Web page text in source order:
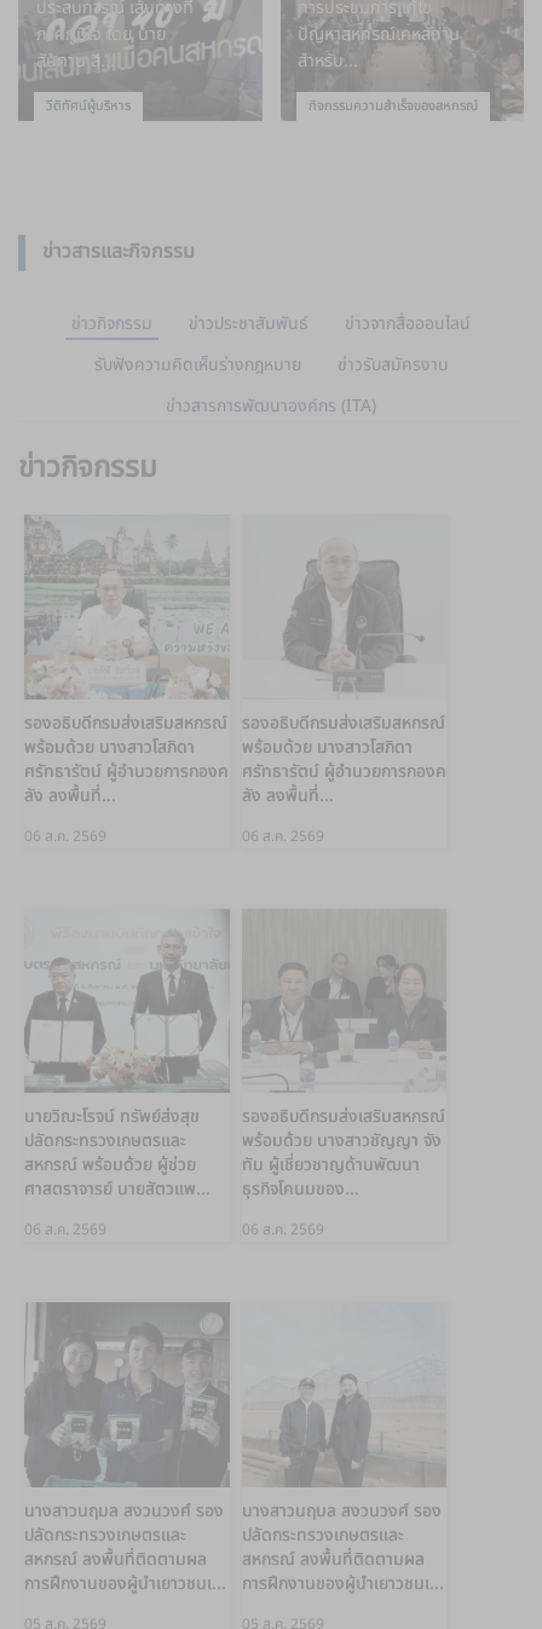
ประสบการณ์ เส้นทางที่
ภาคภูมิใจ โดย นาย
สันทาน สี...
วีดิทัศน์ผู้บริหาร
การประชุมการแก้ไข
ปัญหาสหกรณ์เคหสถาน
สำหรับ...
กิจกรรมความสำเร็จของสหกรณ์
ข่าวสารและกิจกรรม
ข่าวกิจกรรม ข่าวประชาสัมพันธ์
ข่าวจากสื่อออนไลน์
รับฟังความคิดเห็นร่างกฎหมาย
ข่าวรับสมัครงาน
ข่าวสารการพัฒนาองค์กร (ITA)
ข่าวกิจกรรม
รองอธิบดีกรมส่งเสริมสหกรณ์
พร้อมด้วย นางสาวโสภิดา
ศรัทธารัตน์ ผู้อำนวยการกองค
ลัง ลงพื้นที่...
06 ส.ค. 2569
รองอธิบดีกรมส่งเสริมสหกรณ์
พร้อมด้วย นางสาวโสภิดา
ศรัทธารัตน์ ผู้อำนวยการกองค
ลัง ลงพื้นที่...
06 ส.ค. 2569
นายวิณะโรจน์ ทรัพย์ส่งสุข
ปลัดกระทรวงเกษตรและ
สหกรณ์ พร้อมด้วย ผู้ช่วย
ศาสตราจารย์ นายสัตวแพ...
06 ส.ค. 2569
รองอธิบดีกรมส่งเสริมสหกรณ์
พร้อมด้วย นางสาวชัญญา จัง
ทัน ผู้เชี่ยวชาญด้านพัฒนา
ธุรกิจโคนมของ...
06 ส.ค. 2569
นางสาวนฤมล สงวนวงศ์ รอง
ปลัดกระทรวงเกษตรและ
สหกรณ์ ลงพื้นที่ติดตามผล
การฝึกงานของผู้นำเยาวชนเ...
05 ส.ค. 2569
นางสาวนฤมล สงวนวงศ์ รอง
ปลัดกระทรวงเกษตรและ
สหกรณ์ ลงพื้นที่ติดตามผล
การฝึกงานของผู้นำเยาวชนเ...
05 ส.ค. 2569